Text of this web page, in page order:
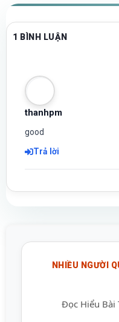
1 BÌNH LUẬN
thanhpm
good
Trả lời
NHIỀU NGƯỜI
Đọc Hiểu Bài